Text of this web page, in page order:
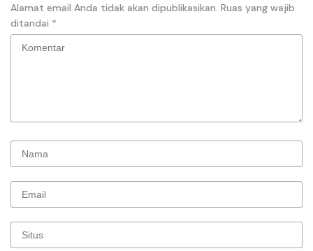
Alamat email Anda tidak akan dipublikasikan. Ruas yang wajib
ditandai *